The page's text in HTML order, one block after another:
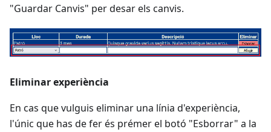
"Guardar Canvis" per desar els canvis.
Eliminar experiència
En cas que vulguis eliminar una línia d'experiència,
l'únic que has de fer és prémer el botó "Esborrar" a la